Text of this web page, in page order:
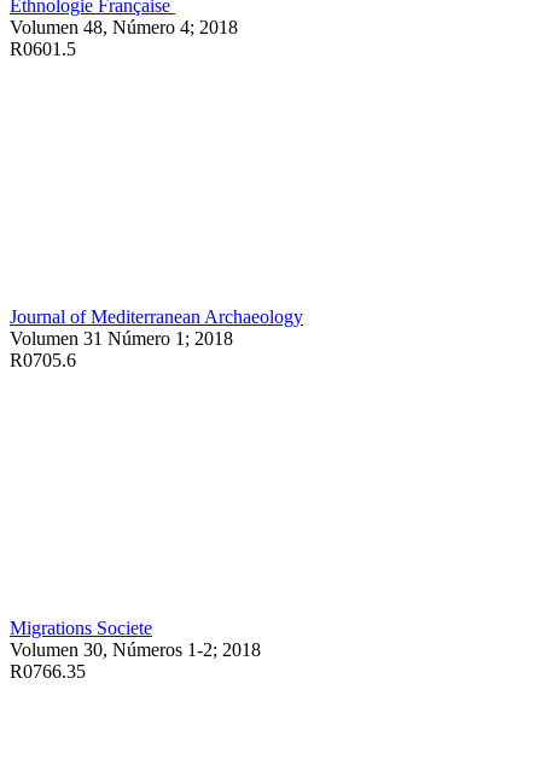
Ethnologie Française
Volumen 48, Número 4; 2018
R0601.5
Journal of Mediterranean Archaeology
Volumen 31 Número 1; 2018
R0705.6
Migrations Societe
Volumen 30, Números 1-2; 2018
R0766.35